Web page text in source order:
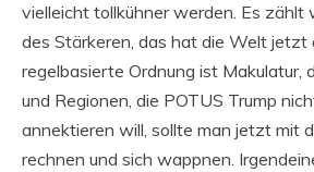
vielleicht tollkühner werden. Es zählt
des Stärkeren, das hat die Welt jetzt
regelbasierte Ordnung ist Makulatur,
und Regionen, die POTUS Trump
annektieren will, sollte man jetzt mit
rechnen und sich wappnen.